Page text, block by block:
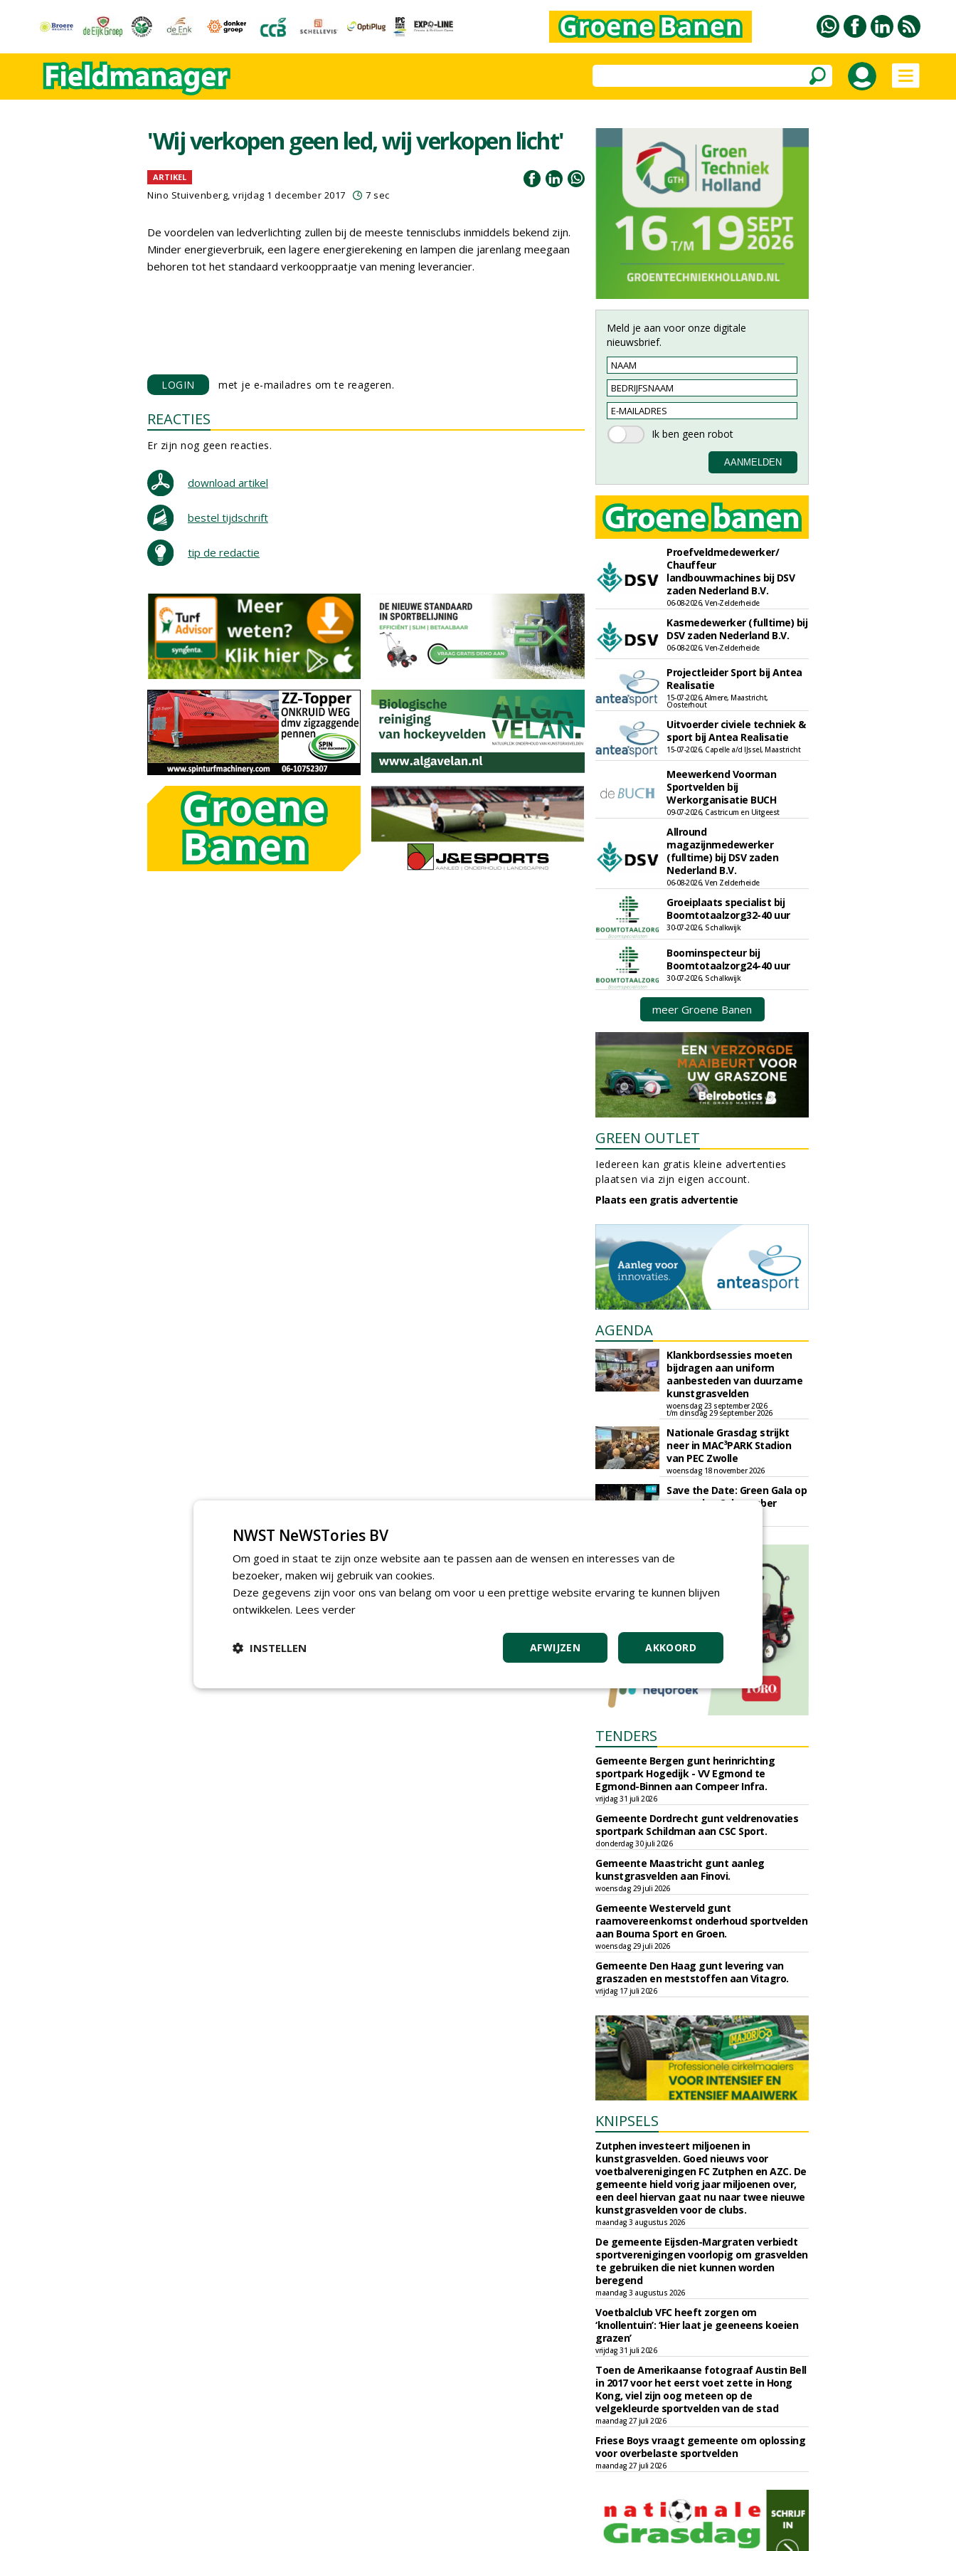
'Wij verkopen geen led, wij verkopen licht'
ARTIKEL
Nino Stuivenberg, vrijdag 1 december 2017 7 sec
De voordelen van ledverlichting zullen bij de meeste tennisclubs inmiddels bekend zijn.
Minder energieverbruik, een lagere energierekening en lampen die jarenlang meegaan
behoren tot het standaard verkooppraatje van mening leverancier.
LOGIN met je e-mailadres om te reageren.
REACTIES
Er zijn nog geen reacties.
download artikel
bestel tijdschrift
tip de redactie
Meld je aan voor onze digitale
nieuwsbrief.
Proefveldmedewerker/
Chauffeur
landbouwmachines bij DSV
zaden Nederland B.V.
06-08-2026, Ven-Zelderheide
Kasmedewerker (fulltime) bij
DSV zaden Nederland B.V.
06-08-2026, Ven-Zelderheide
Projectleider Sport bij Antea
Realisatie
15-07-2026, Almere, Maastricht,
Oosterhout
Uitvoerder civiele techniek &
sport bij Antea Realisatie
15-07-2026, Capelle a/d IJssel, Maastricht
Meewerkend Voorman
Sportvelden bij
Werkorganisatie BUCH
09-07-2026, Castricum en Uitgeest
Allround
magazijnmedewerker
(fulltime) bij DSV zaden
Nederland B.V.
06-08-2026, Ven Zelderheide
Groeiplaats specialist bij
Boomtotaalzorg32-40 uur
30-07-2026, Schalkwijk
Boominspecteur bij
Boomtotaalzorg24-40 uur
30-07-2026, Schalkwijk
meer Groene Banen
GREEN OUTLET
Iedereen kan gratis kleine advertenties
plaatsen via zijn eigen account.
Plaats een gratis advertentie
AGENDA
Klankbordsessies moeten
bijdragen aan uniform
aanbesteden van duurzame
kunstgrasvelden
woensdag 23 september 2026
t/m dinsdag 29 september 2026
Nationale Grasdag strijkt
neer in MAC³PARK Stadion
van PEC Zwolle
woensdag 18 november 2026
Save the Date: Green Gala op
woensdag 2 december
TENDERS
Gemeente Bergen gunt herinrichting
sportpark Hogedijk - VV Egmond te
Egmond-Binnen aan Compeer Infra.
vrijdag 31 juli 2026
Gemeente Dordrecht gunt veldrenovaties
sportpark Schildman aan CSC Sport.
donderdag 30 juli 2026
Gemeente Maastricht gunt aanleg
kunstgrasvelden aan Finovi.
woensdag 29 juli 2026
Gemeente Westerveld gunt
raamovereenkomst onderhoud sportvelden
aan Bouma Sport en Groen.
woensdag 29 juli 2026
Gemeente Den Haag gunt levering van
graszaden en meststoffen aan Vitagro.
vrijdag 17 juli 2026
KNIPSELS
Zutphen investeert miljoenen in
kunstgrasvelden. Goed nieuws voor
voetbalverenigingen FC Zutphen en AZC. De
gemeente hield vorig jaar miljoenen over,
een deel hiervan gaat nu naar twee nieuwe
kunstgrasvelden voor de clubs.
maandag 3 augustus 2026
De gemeente Eijsden-Margraten verbiedt
sportverenigingen voorlopig om grasvelden
te gebruiken die niet kunnen worden
beregend
maandag 3 augustus 2026
Voetbalclub VFC heeft zorgen om
‘knollentuin’: ‘Hier laat je geeneens koeien
grazen’
vrijdag 31 juli 2026
Toen de Amerikaanse fotograaf Austin Bell
in 2017 voor het eerst voet zette in Hong
Kong, viel zijn oog meteen op de
velgekleurde sportvelden van de stad
maandag 27 juli 2026
Friese Boys vraagt gemeente om oplossing
voor overbelaste sportvelden
maandag 27 juli 2026
NWST NeWSTories BV
Om goed in staat te zijn onze website aan te passen aan de wensen en interesses van de
bezoeker, maken wij gebruik van cookies.
Deze gegevens zijn voor ons van belang om voor u een prettige website ervaring te kunnen blijven
ontwikkelen. Lees verder
AKKOORD
AFWIJZEN
INSTELLEN